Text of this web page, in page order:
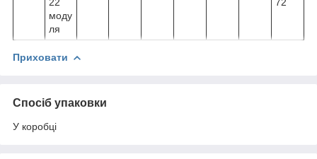
моду
ля
Приховати
Спосіб упаковки
У коробці